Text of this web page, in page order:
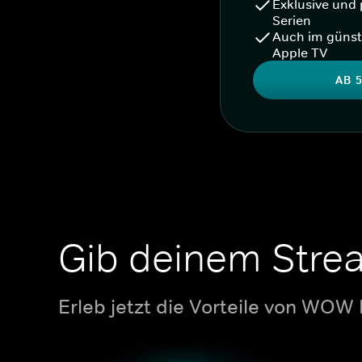
Exklusive und
Serien
Auch im
Apple TV
AB
Gib deinem
Erleb jetzt die Vorteile von WOW